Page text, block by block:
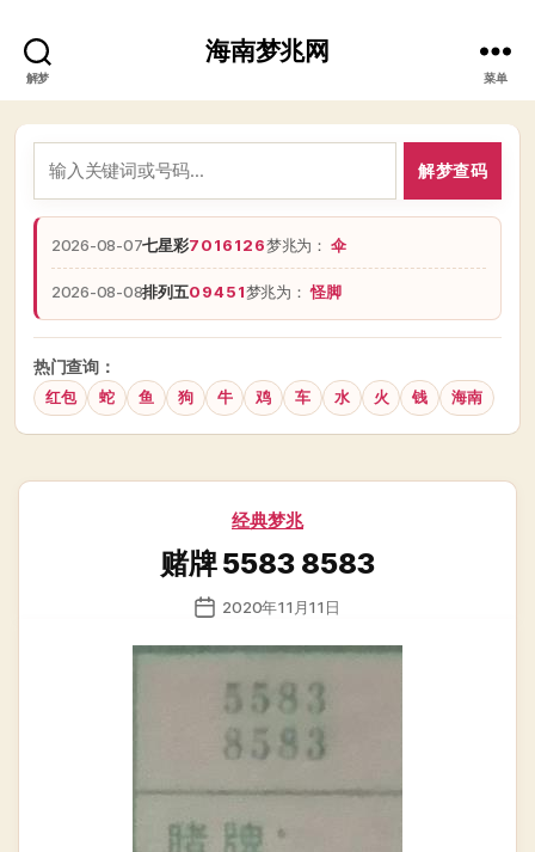
解梦
海南梦兆网
菜单
解梦查码
2026-08-07七星彩7016126梦兆为：伞
2026-08-08排列五09451梦兆为：怪脚
热门查询：
红包 蛇 鱼 狗 牛 鸡 车 水 火 钱 海南
分
经典梦兆
赌牌 5583 8583
发
日
2020年11月11日